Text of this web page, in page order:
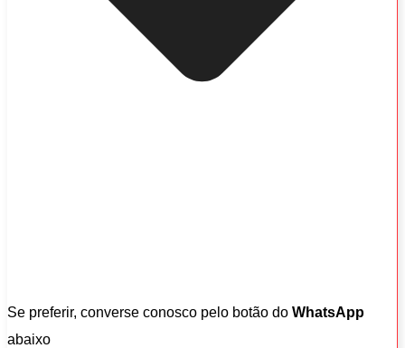
Se preferir, converse conosco pelo botão do WhatsApp
abaixo